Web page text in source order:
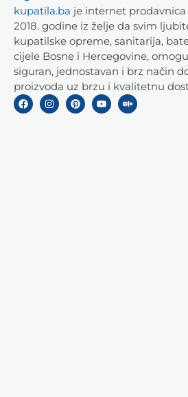
kupatila.ba je internet
2018. godine iz želje da svim
kupatilske opreme, sanitarija,
cijele Bosne i Hercegovine,
siguran, jednostavan i brz način
proizvoda uz brzu i kvalitetnu